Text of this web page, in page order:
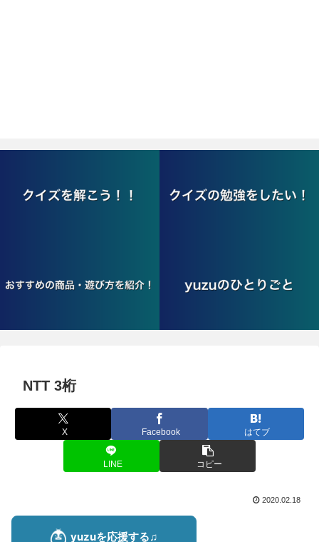
NTT 3桁
X Facebook はてブ
LINE コピー
2020.02.18